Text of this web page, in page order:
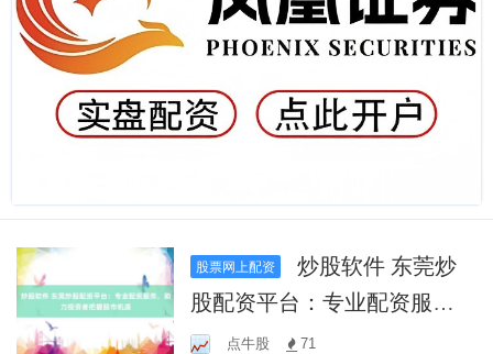
股票网上配资
炒股软件 东莞炒
股配资平台：专业配资服
务，助力投资者把握股市机
点牛股 71